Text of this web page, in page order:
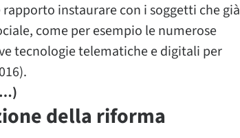
instaurare con i soggetti che già
come per esempio le numerose
tecnologie telematiche e digitali per
della riforma